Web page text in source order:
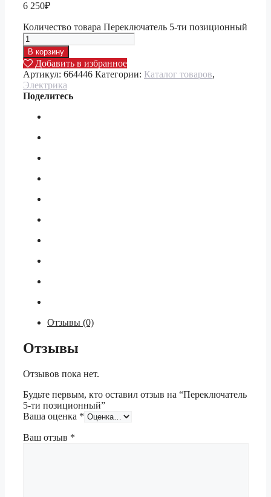
6 250₽
Количество товара Переключатель 5-ти позиционный
В корзину
Добавить в избранное
Артикул: 664446 Категории: Каталог товаров,
Электрика
Поделитесь
Отзывы (0)
Отзывы
Отзывов пока нет.
Будьте первым, кто оставил отзыв на “Переключатель
5-ти позиционный”
Ваша оценка *
Ваш отзыв *